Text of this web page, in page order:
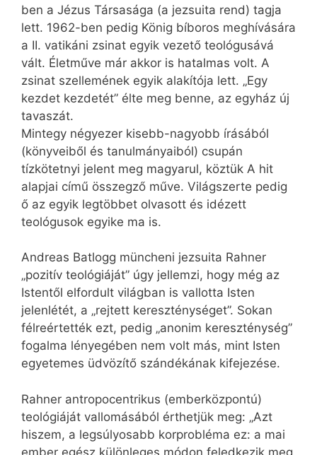
ben a Jézus Társasága (a jezsuita rend) tagja
lett. 1962-ben pedig König bíboros meghívására
a II. vatikáni zsinat egyik vezető teológusává
vált. Életműve már akkor is hatalmas volt. A
zsinat szellemének egyik alakítója lett. „Egy
kezdet kezdetét” élte meg benne, az egyház új
tavaszát.
Mintegy négyezer kisebb-nagyobb írásából
(könyveiből és tanulmányaiból) csupán
tízkötetnyi jelent meg magyarul, köztük A hit
alapjai című összegző műve. Világszerte pedig
ő az egyik legtöbbet olvasott és idézett
teológusok egyike ma is.
Andreas Batlogg müncheni jezsuita Rahner
„pozitív teológiáját” úgy jellemzi, hogy még az
Istentől elfordult világban is vallotta Isten
jelenlétét, a „rejtett kereszténységet”. Sokan
félreértették ezt, pedig „anonim kereszténység”
fogalma lényegében nem volt más, mint Isten
egyetemes üdvözítő szándékának kifejezése.
Rahner antropocentrikus (emberközpontú)
teológiáját vallomásából érthetjük meg: „Azt
hiszem, a legsúlyosabb korprobléma ez: a mai
ember egész különleges módon feledkezik meg